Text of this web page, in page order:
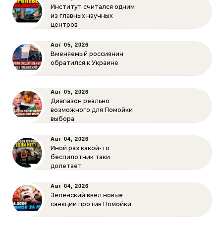
Институт считался одним
из главных научных
центров
Авг 05, 2026
Вменяемый россиянин
обратился к Украине
Авг 05, 2026
Диапазон реально
возможного для Помойки
выбора
Авг 04, 2026
Иной раз какой-то
беспилотник таки
долетает
Авг 04, 2026
Зеленский ввёл новые
санкции против Помойки